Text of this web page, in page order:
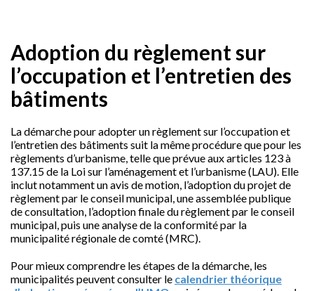
Adoption du règlement sur
l’occupation et l’entretien des
bâtiments
La démarche pour adopter un règlement sur l’occupation et
l’entretien des bâtiments suit la même procédure que pour les
règlements d’urbanisme, telle que prévue aux articles 123 à
137.15 de la Loi sur l’aménagement et l’urbanisme (LAU). Elle
inclut notamment un avis de motion, l’adoption du projet de
règlement par le conseil municipal, une assemblée publique
de consultation, l’adoption finale du règlement par le conseil
municipal, puis une analyse de la conformité par la
municipalité régionale de comté (MRC).
Pour mieux comprendre les étapes de la démarche, les
municipalités peuvent consulter le calendrier théorique